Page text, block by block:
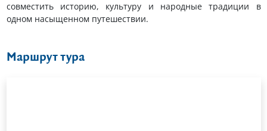
совместить историю, культуру и народные традиции в
одном насыщенном путешествии.
Маршрут тура